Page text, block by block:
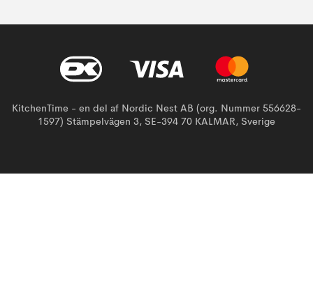
KitchenTime - en del af Nordic Nest AB (org. Nummer 556628-
1597) Stämpelvägen 3, SE-394 70 KALMAR, Sverige